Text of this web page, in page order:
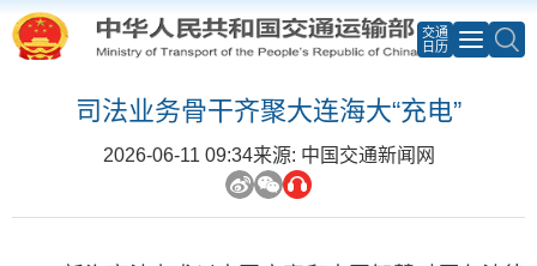
交通
日历
司法业务骨干齐聚大连海大“充电”
2026-06-11 09:34来源: 中国交通新闻网